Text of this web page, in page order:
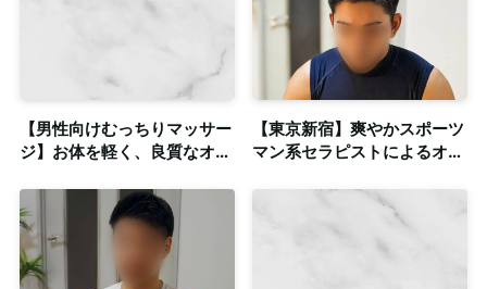
【男性向けむっちりマッサー
ジ】お体を軽く、良質なオイ
る個室も完備
【東京新宿】爽やかスポーツ
マン系セラピストによるオイ
備